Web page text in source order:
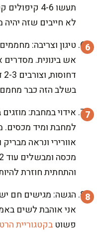
תעשו 4-6
לא חייבים שזה
אש בינונית.
בשלב הזה כבר
אוורירי ונראה
והתחתית חוזרת
הגשה: מגישים חם
אני אוהבת לשים
פשוט בקטגוריית